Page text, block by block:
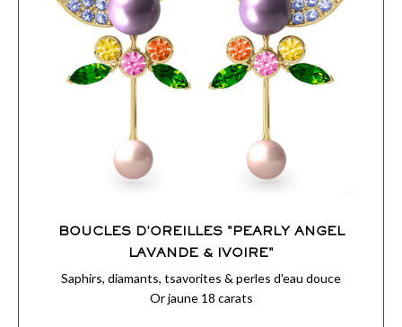
BOUCLES D'OREILLES "PEARLY ANGEL
LAVANDE & IVOIRE"
Saphirs, diamants, tsavorites & perles d'eau douce
Or jaune 18 carats